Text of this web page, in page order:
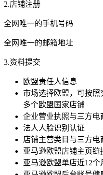
2.店铺注册
全网唯一的手机号码
全网唯一的邮箱地址
3.资料提交
欧盟责任人信息
市场选择欧盟，可按
多个欧盟国家店铺
企业营业执照与三方电
法人人脸识别认证
店铺主营类目与三方电
亚马逊欧盟店铺主页链
亚马逊欧盟单店近12个